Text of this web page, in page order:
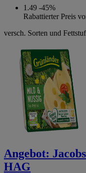
1.49 -45%
Rabattierter Preis
versch. Sorten und
Angebot:
HAG